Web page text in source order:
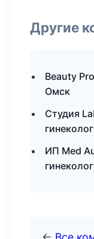
Другие
Beauty
Омск
Студия
ИП Med